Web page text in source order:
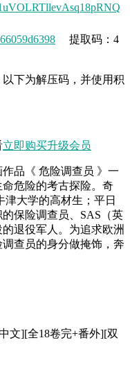
提取码：4
下为解压码，并使用积
立即购买升级会员
品《 危险调查员 》一
危险的考古探险。奇
大学的高材生；平日
保险调查员、SAS（英
退役军人。为追求欧洲
调查员的身分做掩饰，奔
文][全18卷完+番外][双